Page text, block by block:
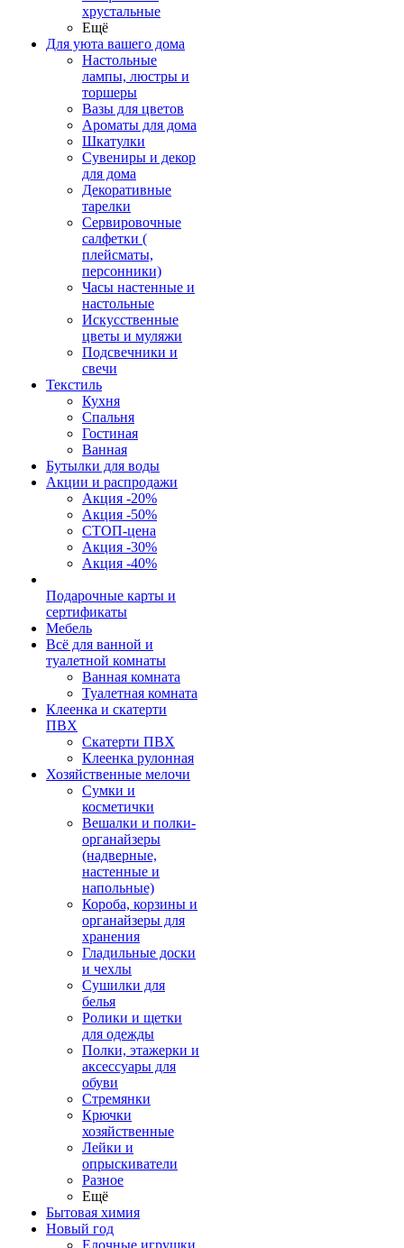
хрустальные
Ещё
Для уюта вашего дома
Настольные
лампы, люстры и
торшеры
Вазы для цветов
Ароматы для дома
Шкатулки
Сувениры и декор
для дома
Декоративные
тарелки
Сервировочные
салфетки (
плейсматы,
персонники)
Часы настенные и
настольные
Искусственные
цветы и муляжи
Подсвечники и
свечи
Текстиль
Кухня
Спальня
Гостиная
Ванная
Бутылки для воды
Акции и распродажи
Акция -20%
Акция -50%
СТОП-цена
Акция -30%
Акция -40%
Подарочные карты и
сертификаты
Мебель
Всё для ванной и
туалетной комнаты
Ванная комната
Туалетная комната
Клеенка и скатерти
ПВХ
Скатерти ПВХ
Клеенка рулонная
Хозяйственные мелочи
Сумки и
косметички
Вешалки и полки-
органайзеры
(надверные,
настенные и
напольные)
Короба, корзины и
органайзеры для
хранения
Гладильные доски
и чехлы
Сушилки для
белья
Ролики и щетки
для одежды
Полки, этажерки и
аксессуары для
обуви
Стремянки
Крючки
хозяйственные
Лейки и
опрыскиватели
Разное
Ещё
Бытовая химия
Новый год
Елочные игрушки